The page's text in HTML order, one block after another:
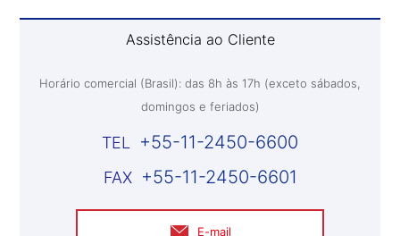
Assistência ao Cliente
Horário comercial (Brasil): das 8h às 17h (exceto sábados,
domingos e feriados)
+55-11-2450-6600
+55-11-2450-6601
E-mail